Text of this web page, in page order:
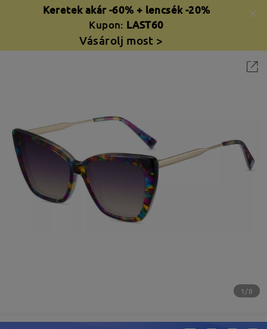
Keretek akár -60% + lencsék -20%
Kupon: LAST60
Vásárolj most >
1/8